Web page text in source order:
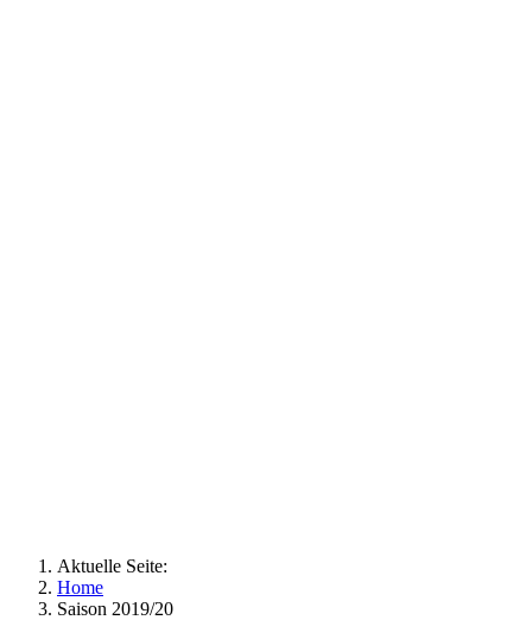
Aktuelle Seite:
Home
Saison 2019/20